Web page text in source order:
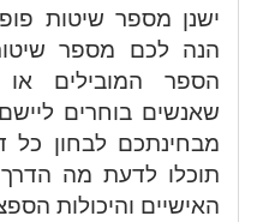
ישנן מספר שיטות
הנה לכם מספר
הספר המובילים או
שאנשים בוחרים
מבחינתכם לבחון כל
תוכלו לדעת מה
האישיים והיכולות